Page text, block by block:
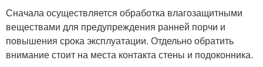
Сначала осуществляется обработка влагозащитными
веществами для предупреждения ранней порчи и
повышения срока эксплуатации. Отдельно обратить
внимание стоит на места контакта стены и подоконника.